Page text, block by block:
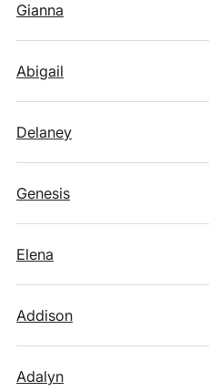
Gianna
Abigail
Delaney
Genesis
Elena
Addison
Adalyn